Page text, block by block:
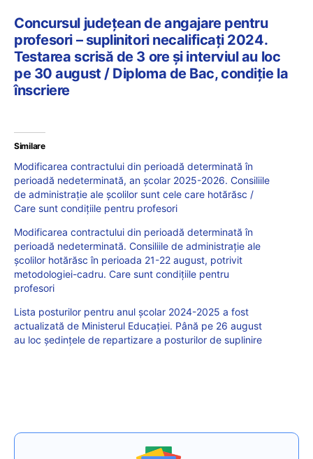
Concursul județean de angajare pentru
profesori – suplinitori necalificați 2024.
Testarea scrisă de 3 ore și interviul au loc
pe 30 august / Diploma de Bac, condiție la
înscriere
Similare
Modificarea contractului din perioadă determinată în
perioadă nedeterminată, an școlar 2025-2026. Consiliile
de administrație ale școlilor sunt cele care hotărăsc /
Care sunt condițiile pentru profesori
Modificarea contractului din perioadă determinată în
perioadă nedeterminată. Consiliile de administrație ale
școlilor hotărăsc în perioada 21-22 august, potrivit
metodologiei-cadru. Care sunt condițiile pentru
profesori
Lista posturilor pentru anul școlar 2024-2025 a fost
actualizată de Ministerul Educației. Până pe 26 august
au loc ședințele de repartizare a posturilor de suplinire